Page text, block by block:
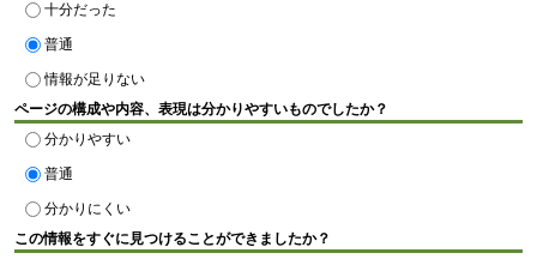
十分だった
普通
情報が足りない
ページの構成や内容、表現は分かりやすいものでしたか？
分かりやすい
普通
分かりにくい
この情報をすぐに見つけることができましたか？